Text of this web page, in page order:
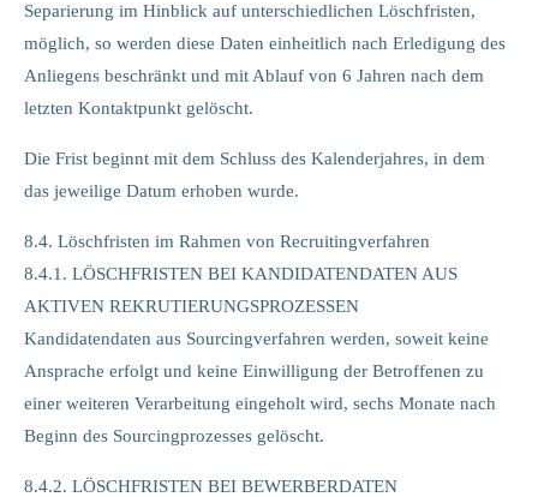
Separierung im Hinblick auf unterschiedlichen Löschfristen,
möglich, so werden diese Daten einheitlich nach Erledigung des
Anliegens beschränkt und mit Ablauf von 6 Jahren nach dem
letzten Kontaktpunkt gelöscht.
Die Frist beginnt mit dem Schluss des Kalenderjahres, in dem
das jeweilige Datum erhoben wurde.
8.4. Löschfristen im Rahmen von Recruitingverfahren
8.4.1. LÖSCHFRISTEN BEI KANDIDATENDATEN AUS
AKTIVEN REKRUTIERUNGSPROZESSEN
Kandidatendaten aus Sourcingverfahren werden, soweit keine
Ansprache erfolgt und keine Einwilligung der Betroffenen zu
einer weiteren Verarbeitung eingeholt wird, sechs Monate nach
Beginn des Sourcingprozesses gelöscht.
8.4.2. LÖSCHFRISTEN BEI BEWERBERDATEN